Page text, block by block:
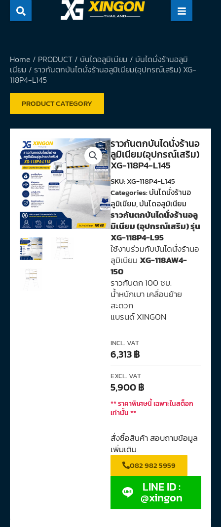
Skip
Home / PRODUCT / บันไดอลูมิเนียม / บันไดนั่งร้านอลูมิ
เนียม / ราวกันตกบันไดนั่งร้านอลูมิเนียม(อุปกรณ์เสริม) XG-
118P4-L145
PRODUCT CATEGORY
ราวกันตกบันไดนั่งร้านอ
ลูมิเนียม(อุปกรณ์เสริม)
XG-118P4-L145
SKU:XG-118P4-L145
Categories:บันไดนั่งร้านอ
ลูมิเนียม,บันไดอลูมิเนียม
ราวกันตกบันไดนั่งร้านอลู
มิเนียม (อุปกรณ์เสริม) รุ่น
XG-118P4-L95
ใช้งานร่วมกับบันไดนั่งร้านอ
ลูมิเนียมXG-118AW4-
150
ราวกันตก 100 ซม.
น้ำหนักเบา เคลื่อนย้าย
สะดวก
แบรนด์ XINGON
INCL. VAT
6,313฿
EXCL. VAT
5,900฿
** ราคาพิเศษนี้ เฉพาะในสต็อก
เท่านั้น **
สั่งซื้อสินค้า สอบถามข้อมูล
เพิ่มเติม
082 982 5959
LINE ID :
@xingon